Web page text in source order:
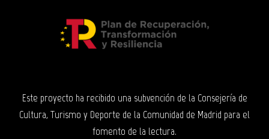
Este proyecto ha recibido una subvención de la Consejería de
Cultura, Turismo y Deporte de la Comunidad de Madrid para el
fomento de la lectura.